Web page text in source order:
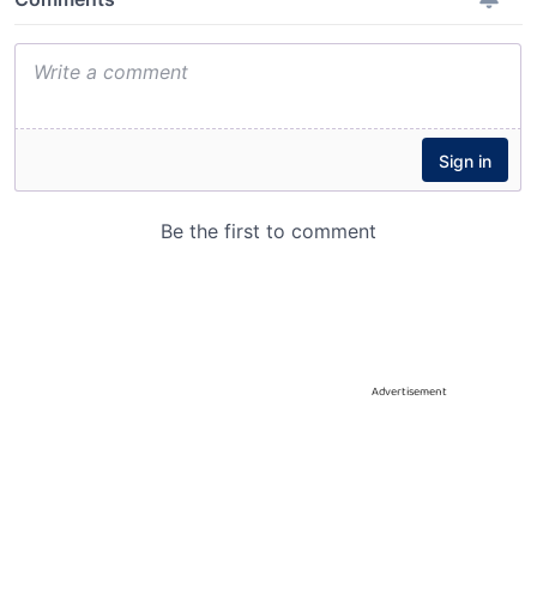
Advertisement